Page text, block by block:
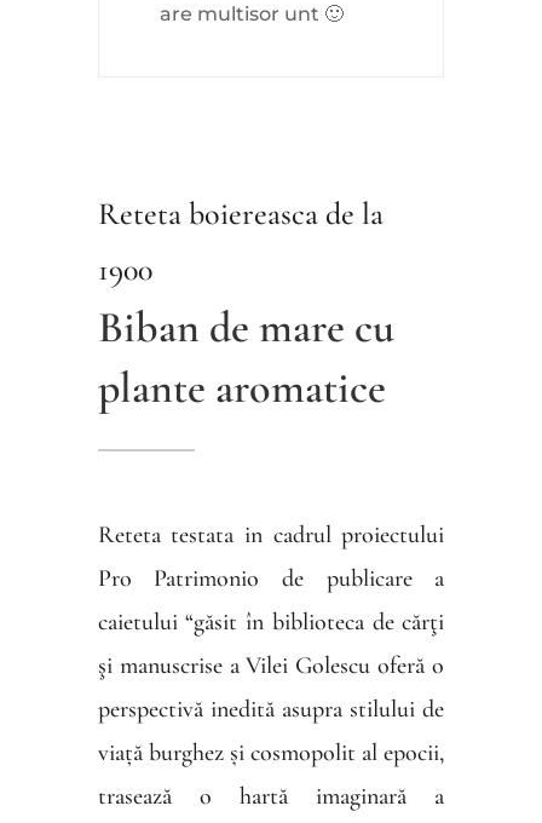
are multisor unt 🙂
Reteta boiereasca de la
1900
Biban de mare cu
plante aromatice
Reteta testata in cadrul proiectului
Pro Patrimonio de publicare a
caietului “găsit în biblioteca de cărţi
şi manuscrise a Vilei Golescu oferă o
perspectivă inedită asupra stilului de
viață burghez și cosmopolit al epocii,
trasează o hartă imaginară a